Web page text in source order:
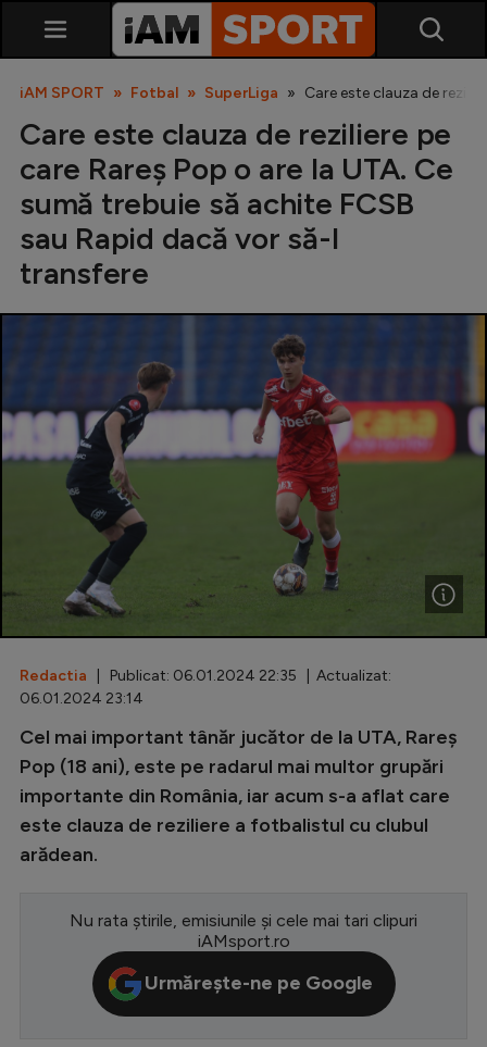
SuperLiga
Cupa României
Echipa Națională
U21
Fotbal feminin
Special
Champions League
Europa League
Premier League
LaLiga
Serie A
iAM SPORT Fotbal SuperLiga Care este clauza de
Care este clauza de reziliere pe
care Rareș Pop o are la UTA. Ce
sumă trebuie să achite FCSB
sau Rapid dacă vor să-l
transfere
Redactia | Publicat: 06.01.2024 22:35 | Actualizat:
06.01.2024 23:14
Cel mai important tânăr jucător de la UTA, Rareș
Pop (18 ani), este pe radarul mai multor grupări
importante din România, iar acum s-a aflat care
este clauza de reziliere a fotbalistul cu clubul
arădean.
Nu rata știrile, emisiunile și cele mai tari clipuri
iAMsport.ro
Urmărește-ne pe Google